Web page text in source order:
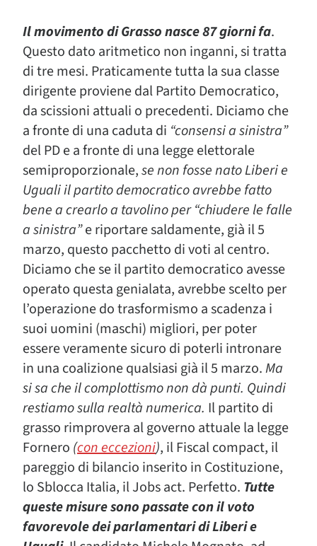
Il movimento di Grasso nasce 87 giorni fa.
Questo dato aritmetico non inganni, si tratta
di tre mesi. Praticamente tutta la sua classe
dirigente proviene dal Partito Democratico,
da scissioni attuali o precedenti. Diciamo che
a fronte di una caduta di “consensi a sinistra”
del PD e a fronte di una legge elettorale
semiproporzionale,se non fosse nato Liberi e
Uguali il partito democratico avrebbe fatto
bene a crearlo a tavolino per“chiudere le falle
a sinistra”e riportare saldamente, già il 5
marzo, questo pacchetto di voti al centro.
Diciamo che se il partito democratico avesse
operato questa genialata, avrebbe scelto per
l’operazione do trasformismo a scadenza i
suoi uomini (maschi) migliori, per poter
essere veramente sicuro di poterli intronare
in una coalizione qualsiasi già il 5 marzo.Ma
si sa che il complottismo non dà punti. Quindi
restiamo sulla realtà numerica. Il partito di
grasso rimprovera al governo attuale la legge
Fornero (con eccezioni), il Fiscal compact, il
pareggio di bilancio inserito in Costituzione,
lo Sblocca Italia, il Jobs act. Perfetto. Tutte
queste misure sono passate con il voto
favorevole dei parlamentari di Liberi e